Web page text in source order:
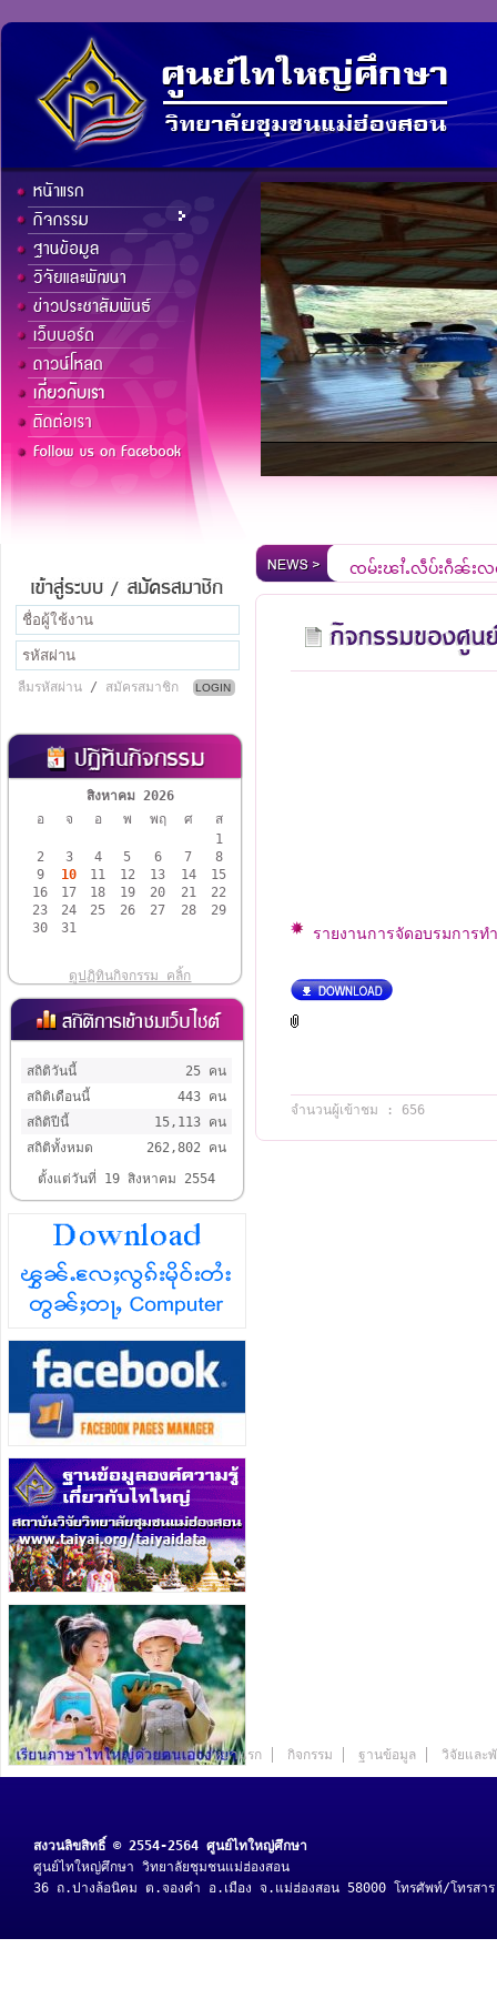
ลืมรหัสผ่าน / สมัครสมาชิก
สิงหาคม 2026
อ
จ อ พ พฤ ศ
ส
1
2
3 4 5 6 7
8
9
10 11 12 13 14
15
16
17 18 19 20 21
22
23
24 25 26 27 28
29
30
31
ดูปฏิทินกิจกรรม คลิ้ก
สถิติวันนี้
25 คน
สถิติเดือนนี้
443 คน
สถิติปีนี้
15,113 คน
สถิติทั้งหมด
262,802 คน
ตั้งแต่วันที่ 19 สิงหาคม 2554
ၸုမ်းၾၢႆႇလဵပ်ႈႁဵၼ်း
รายงานการจัดอบรมการท
จำนวนผู้เข้าชม : 656
หน้าแรก กิจกรรม ฐานข้อมูล วิจัยและ
สงวนลิขสิทธิ์ © 2554-2564 ศูนย์ไทใหญ่ศึกษา
ศูนย์ไทใหญ่ศึกษา วิทยาลัยชุมชนแม่ฮ่องสอน
36 ถ.ปางล้อนิคม ต.จองคำ อ.เมือง จ.แม่ฮ่องสอน 58000 โทรศัพท์/โทรสา